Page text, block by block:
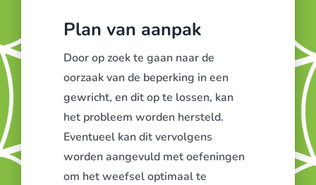
Plan van aanpak
Door op zoek te gaan naar de
oorzaak van de beperking in een
gewricht, en dit op te lossen, kan
het probleem worden hersteld.
Eventueel kan dit vervolgens
worden aangevuld met oefeningen
om het weefsel optimaal te